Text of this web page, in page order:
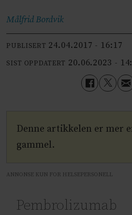
MålfridBordvik
PUBLISERT 24.04.2017 - 16:17
SIST OPPDATERT 20.06.2023 -
Denne artikkelen er mer
gammel.
ANNONSE KUN FOR HELSEPERSONELL
Pembrolizumab